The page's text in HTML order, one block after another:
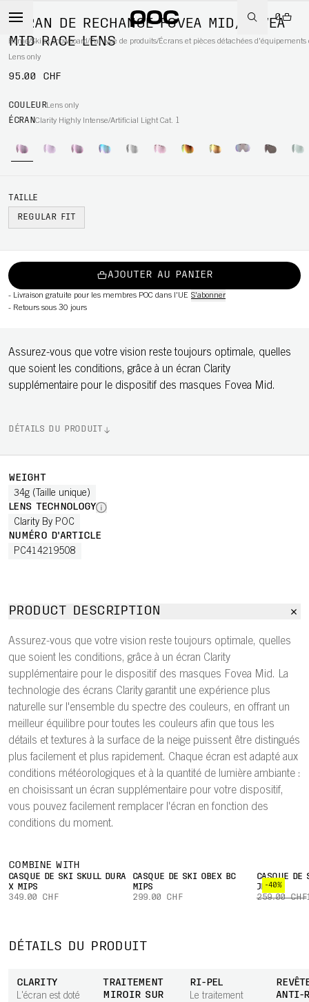
0
Home/Ski et snowboard/Par type de produits/Écrans et pièces détachées d'équipements
ÉCRAN DE RECHANGE FOVEA MID/FOVEA
MID RACE LENS
Lens only
95.00 CHF
COULEURLens only
ÉCRANClarity Highly Intense/Artificial Light Cat. 1
TAILLE
REGULAR FIT
AJOUTER AU PANIER
- Livraison gratuite pour les membres POC dans l'UE S'abonner
- Retours sous 30 jours
Assurez-vous que votre vision reste toujours optimale, quelles
que soient les conditions, grâce à un écran Clarity
supplémentaire pour le dispositif des masques Fovea Mid.
DÉTAILS DU PRODUIT
WEIGHT
34g (Taille unique)
LENS TECHNOLOGY
Clarity By POC
NUMÉRO D'ARTICLE
PC414219508
PRODUCT DESCRIPTION
Assurez-vous que votre vision reste toujours optimale, quelles
que soient les conditions, grâce à un écran Clarity
supplémentaire pour le dispositif des masques Fovea Mid. La
technologie des écrans Clarity garantit une expérience plus
naturelle sur l'ensemble du spectre des couleurs, en offrant un
meilleur équilibre pour toutes les couleurs afin que tous les
détails et textures à la surface de la neige puissent être distingués
plus facilement et plus rapidement. Chaque écran est adapté aux
conditions météorologiques et à la quantité de lumière ambiante :
en choisissant un écran supplémentaire pour votre dispositif,
vous pouvez facilement remplacer l'écran en fonction des
conditions du moment.
COMBINE WITH
CASQUE DE SKI SKULL DURA
X MIPS
349.00 CHF
CASQUE DE SKI OBEX BC
MIPS
299.00 CHF
-40%
CASQUE DE
JR
259.00 CHF
DÉTAILS DU PRODUIT
CLARITY
L'écran est doté
TRAITEMENT
MIROIR SUR
RI-PEL
Le traitement
ANTI-